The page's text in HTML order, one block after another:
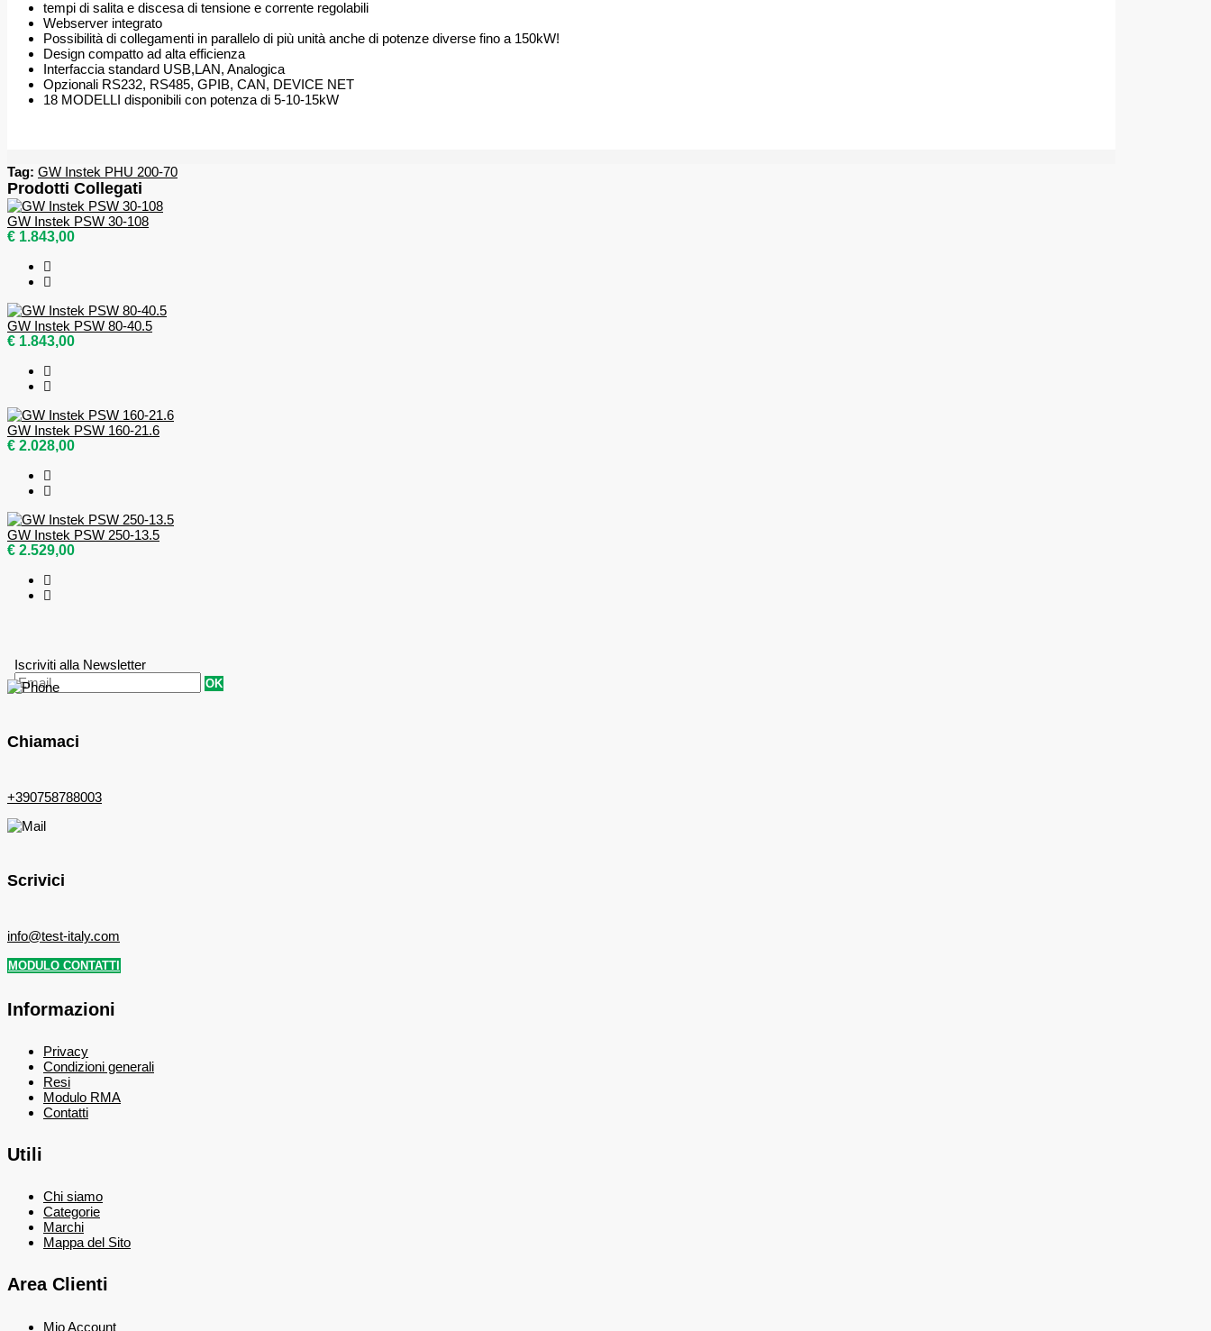
tempi di salita e discesa di tensione e corrente regolabili
Webserver integrato
Possibilità di collegamenti in parallelo di più unità anche di potenze diverse fino a 150kW!
Design compatto ad alta efficienza
Interfaccia standard USB,LAN, Analogica
Opzionali RS232, RS485, GPIB, CAN, DEVICE NET
18 MODELLI disponibili con potenza di 5-10-15kW
Tag: GW Instek PHU 200-70
Prodotti Collegati
GW Instek PSW 30-108
€ 1.843,00
GW Instek PSW 80-40.5
€ 1.843,00
GW Instek PSW 160-21.6
€ 2.028,00
GW Instek PSW 250-13.5
€ 2.529,00
Iscriviti alla Newsletter
OK
Chiamaci
+390758788003
Scrivici
info@test-italy.com
MODULO CONTATTI
Informazioni
Privacy
Condizioni generali
Resi
Modulo RMA
Contatti
Utili
Chi siamo
Categorie
Marchi
Mappa del Sito
Area Clienti
Mio Account